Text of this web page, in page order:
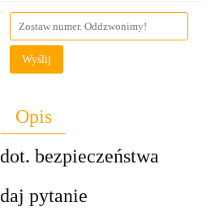
Wyślij
Opis
bezpieczeństwa
pytanie